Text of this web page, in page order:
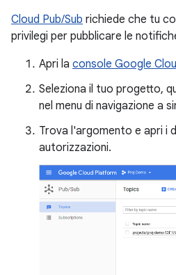
Cloud Pub/Sub richiede che tu
privilegi per pubblicare le
Apri la console Google
Seleziona il tuo progetto,
nel menu di navigazione a
Trova l'argomento e apri i
autorizzazioni.